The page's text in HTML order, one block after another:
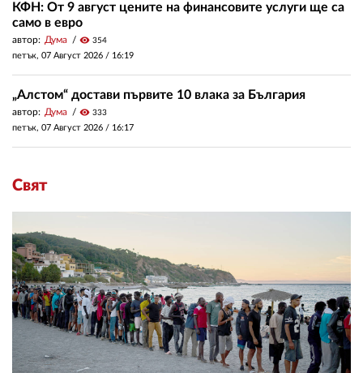
КФН: От 9 август цените на финансовите услуги ще са
само в евро
автор: Дума visibility 354
петък, 07 Август 2026 / 16:19
„Алстом“ достави първите 10 влака за България
автор: Дума visibility 333
петък, 07 Август 2026 / 16:17
Свят